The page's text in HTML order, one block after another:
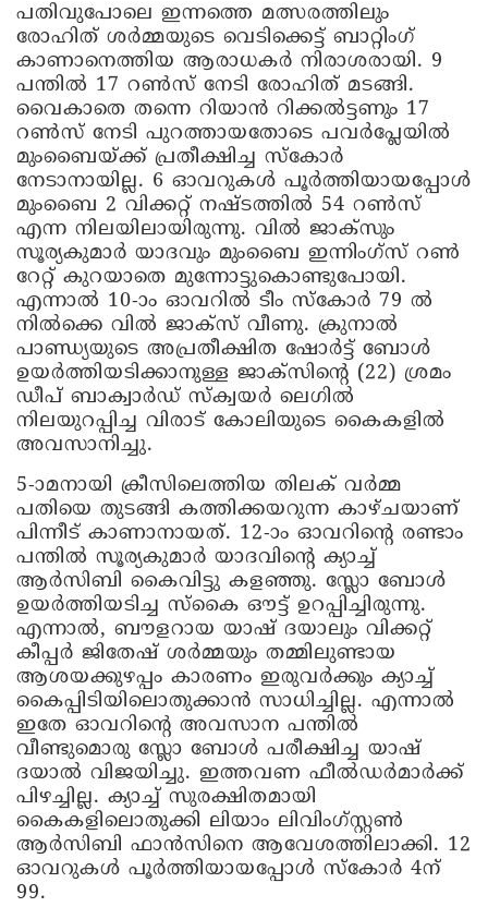
പതിവുപോലെ ഇന്നത്തെ മത്സരത്തിലും
രോഹിത് ശര്‍മ്മയുടെ വെടിക്കെട്ട് ബാറ്റിംഗ്
കാണാനെത്തിയ ആരാധകര്‍ നിരാശരായി. 9
പന്തിൽ 17 റൺസ് നേടി രോഹിത് മടങ്ങി.
വൈകാതെ തന്നെ റിയാൻ റിക്കൽട്ടണും 17
റൺസ് നേടി പുറത്തായതോടെ പവര്‍പ്ലേയിൽ
മുംബൈയ്ക്ക് പ്രതീക്ഷിച്ച സ്കോര്‍
നേടാനായില്ല. 6 ഓവറുകൾ പൂര്‍ത്തിയായപ്പോൾ
മുംബൈ 2 വിക്കറ്റ് നഷ്ടത്തിൽ 54 റൺസ്
എന്ന നിലയിലായിരുന്നു. വിൽ ജാക്സും
സൂര്യകുമാര്‍ യാദവും മുംബൈ ഇന്നിംഗ്സ് റൺ
റേറ്റ് കുറയാതെ മുന്നോട്ടുകൊണ്ടുപോയി.
എന്നാൽ 10-ാം ഓവറിൽ ടീം സ്കോര്‍ 79 ൽ
നിൽക്കെ വിൽ ജാക്സ് വീണു. ക്രുനാൽ
പാണ്ഡ്യയുടെ അപ്രതീക്ഷിത ഷോര്‍ട്ട് ബോൾ
ഉയര്‍ത്തിയടിക്കാനുള്ള ജാക്സിന്റെ (22) ശ്രമം
ഡീപ് ബാക്വാര്‍ഡ് സ്ക്വയര്‍ ലെഗിൽ
നിലയുറപ്പിച്ച വിരാട് കോലിയുടെ കൈകളിൽ
അവസാനിച്ചു.
5-ാമനായി ക്രീസിലെത്തിയ തിലക് വര്‍മ്മ
പതിയെ തുടങ്ങി കത്തിക്കയറുന്ന കാഴ്ചയാണ്
പിന്നീട് കാണാനായത്. 12-ാം ഓവറിന്‍റെ രണ്ടാം
പന്തിൽ സൂര്യകുമാര്‍ യാദവിന്‍റെ ക്യാച്ച്
ആര്‍സിബി കൈവിട്ടു കള‌ഞ്ഞു. സ്ലോ ബോൾ
ഉയര്‍ത്തിയടിച്ച സ്കൈ ഔട്ട് ഉറപ്പിച്ചിരുന്നു.
എന്നാൽ, ബൗളറായ യാഷ് ദയാലും വിക്കറ്റ്
കീപ്പര്‍ ജിതേഷ് ശര്‍മ്മയും തമ്മിലുണ്ടായ
ആശയക്കുഴപ്പം കാരണം ഇരുവര്‍ക്കും ക്യാച്ച്
കൈപ്പിടിയിലൊതുക്കാൻ സാധിച്ചില്ല. എന്നാൽ
ഇതേ ഓവറിന്‍റെ അവസാന പന്തിൽ
വീണ്ടുമൊരു സ്ലോ ബോൾ പരീക്ഷിച്ച യാഷ്
ദയാൽ വിജയിച്ചു. ഇത്തവണ ഫീൽഡര്‍മാര്‍ക്ക്
പിഴച്ചില്ല. ക്യാച്ച് സുരക്ഷിതമായി
കൈകളിലൊതുക്കി ലിയാം ലിവിംഗ്സ്റ്റൺ
ആര്‍സിബി ഫാൻസിനെ ആവേശത്തിലാക്കി. 12
ഓവറുകൾ പൂര്‍ത്തിയായപ്പോൾ സ്കോര്‍ 4ന്
99.